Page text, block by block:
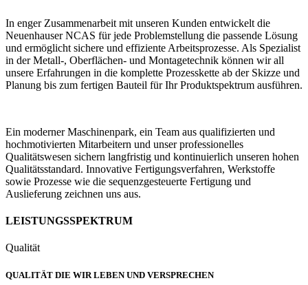
In enger Zusammenarbeit mit unseren Kunden entwickelt die
Neuenhauser NCAS für jede Problemstellung die passende Lösung
und ermöglicht sichere und effiziente Arbeitsprozesse. Als Spezialist
in der Metall-, Oberflächen- und Montagetechnik können wir all
unsere Erfahrungen in die komplette Prozesskette ab der Skizze und
Planung bis zum fertigen Bauteil für Ihr Produktspektrum ausführen.
Ein moderner Maschinenpark, ein Team aus qualifizierten und
hochmotivierten Mitarbeitern und unser professionelles
Qualitätswesen sichern langfristig und kontinuierlich unseren hohen
Qualitätsstandard. Innovative Fertigungsverfahren, Werkstoffe
sowie Prozesse wie die sequenzgesteuerte Fertigung und
Auslieferung zeichnen uns aus.
LEISTUNGSSPEKTRUM
Qualität
QUALITÄT DIE WIR LEBEN UND VERSPRECHEN